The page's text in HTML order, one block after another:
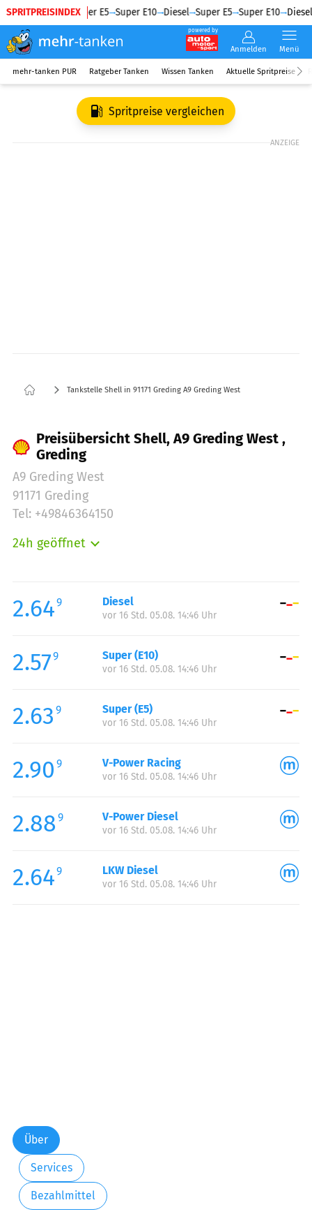
SPRITPREISINDEX
Diesel Super E5 Super E10 Diesel Super E5 Super E10 Diesel
powered by
Anmelden Menü
mehr-tanken PUR Ratgeber Tanken Wissen Tanken Aktuelle Spritpreise
Spritpreise vergleichen
ANZEIGE
Tankstelle Shell in 91171 Greding A9 Greding West
Preisübersicht Shell, A9 Greding West ,
Greding
A9 Greding West
91171 Greding
Tel: +49846364150
24h geöffnet
Mittwoch:
00:00-24:00
Donnerstag:
Samstag:
00:00-24:00
Sonntag:
2.649 Diesel
vor 16 Std. 05.08. 14:46 Uhr
2.579 Super (E10)
vor 16 Std. 05.08. 14:46 Uhr
2.63 9 Super (E5)
vor 16 Std. 05.08. 14:46 Uhr
2.90 9 V-Power Racing
vor 16 Std. 05.08. 14:46 Uhr
2.88 9 V-Power Diesel
vor 16 Std. 05.08. 14:46 Uhr
2.649 LKW Diesel
vor 16 Std. 05.08. 14:46 Uhr
Über
Services
Bezahlmittel